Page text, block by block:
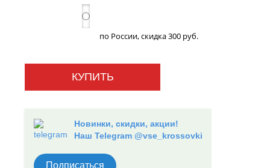
по России, скидка 300 руб.
КУПИТЬ
Новинки, скидки, акции!
Наш Telegram @vse_krossovki
Подписаться